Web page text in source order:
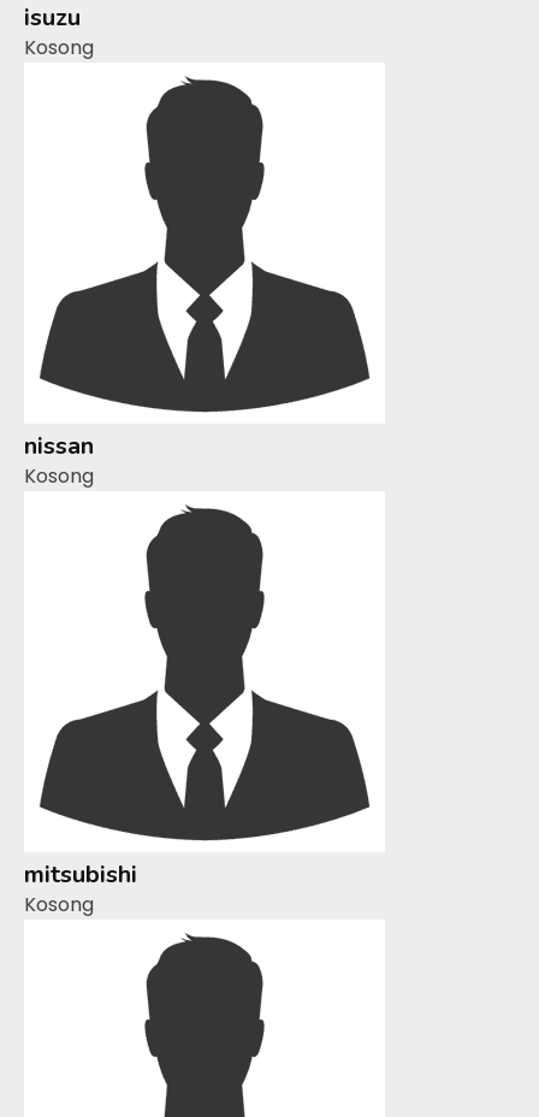
isuzu
Kosong
nissan
Kosong
mitsubishi
Kosong